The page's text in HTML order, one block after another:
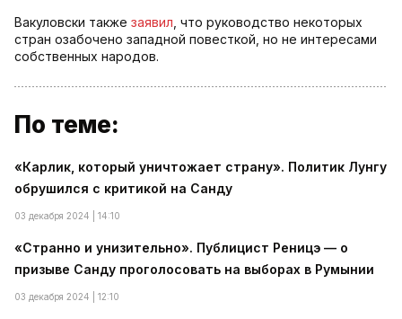
Вакуловски также заявил , что руководство некоторых
стран озабочено западной повесткой, но не интересами
собственных народов.
По теме:
«Карлик, который уничтожает страну». Политик Лунгу
обрушился с критикой на Санду
03 декабря 2024 | 14:10
«Странно и унизительно». Публицист Реницэ — о
призыве Санду проголосовать на выборах в Румынии
03 декабря 2024 | 12:10